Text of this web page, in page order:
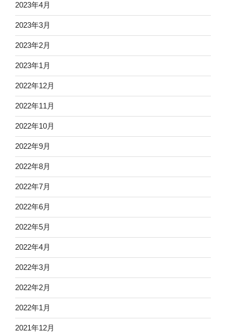
2023年4月
2023年3月
2023年2月
2023年1月
2022年12月
2022年11月
2022年10月
2022年9月
2022年8月
2022年7月
2022年6月
2022年5月
2022年4月
2022年3月
2022年2月
2022年1月
2021年12月